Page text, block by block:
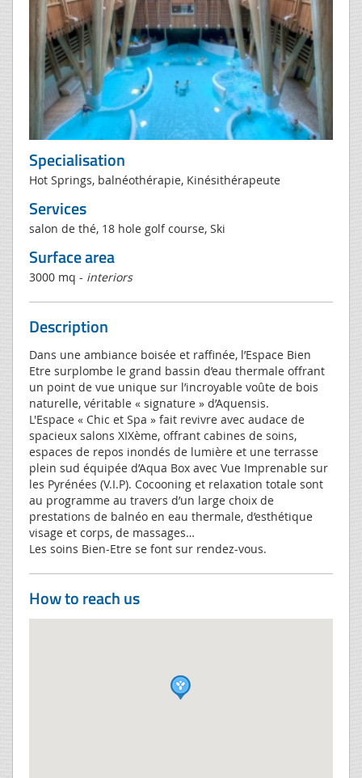
Specialisation
Hot Springs, balnéothérapie, Kinésithérapeute
Services
salon de thé, 18 hole golf course, Ski
Surface area
3000 mq - interiors
Description
Dans une ambiance boisée et raffinée, l’Espace Bien
Etre surplombe le grand bassin d’eau thermale offrant
un point de vue unique sur l’incroyable voûte de bois
naturelle, véritable « signature » d’Aquensis.
L'Espace « Chic et Spa » fait revivre avec audace de
spacieux salons XIXème, offrant cabines de soins,
espaces de repos inondés de lumière et une terrasse
plein sud équipée d’Aqua Box avec Vue Imprenable sur
les Pyrénées (V.I.P). Cocooning et relaxation totale sont
au programme au travers d’un large choix de
prestations de balnéo en eau thermale, d’esthétique
visage et corps, de massages…
Les soins Bien-Etre se font sur rendez-vous.
How to reach us